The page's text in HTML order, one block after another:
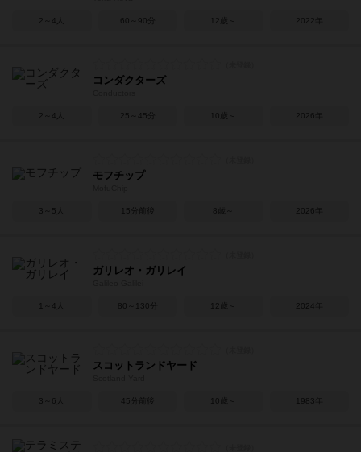
2～4人 60～90分 12歳～ 2022年
コンダクターズ
2～4人 25～45分 10歳～ 2026年
モフチップ
3～5人 15分前後 8歳～ 2026年
ガリレオ・ガリレイ
1～4人 80～130分 12歳～ 2024年
スコットランドヤード
3～6人 45分前後 10歳～ 1983年